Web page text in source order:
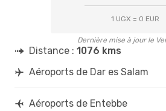
1 UGX = 0 EUR
Dernière mise à jour le
Distance : 1076 kms
Aéroports de Dar es Salam
Aéroports de Entebbe